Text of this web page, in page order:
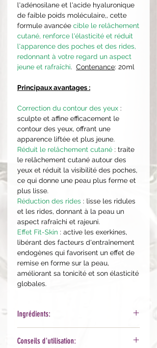
l'adénosilane et l'acide hyaluronique
de faible poids moléculaire,, cette
formule avancée cible le relâchement
cutané, renforce l'élasticité et réduit
l'apparence des poches et des rides,
redonnant à votre regard un aspect
jeune et rafraîchi. Contenance: 20ml
Principaux avantages :
Correction du contour des yeux :
sculpte et affine efficacement le
contour des yeux, offrant une
apparence liftée et plus jeune.
Réduit le relâchement cutané : traite
le relâchement cutané autour des
yeux et réduit la visibilité des poches,
ce qui donne une peau plus ferme et
plus lisse.
Réduction des rides : lisse les ridules
et les rides, donnant à la peau un
aspect rafraîchi et rajeuni.
Effet Fit-Skin : active les exerkines,
libérant des facteurs d'entraînement
endogènes qui favorisent un effet de
remise en forme sur la peau,
améliorant sa tonicité et son élasticité
globales.
Ingrédients:
Propanediol, Caprylic/Capric
Conseils d'utilisation: